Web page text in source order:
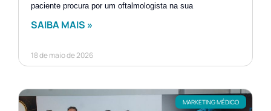
paciente procura por um oftalmologista na sua
SAIBA MAIS »
18 de maio de 2026
MARKETING MÉDICO